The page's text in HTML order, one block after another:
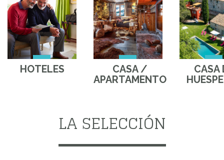
HOTELES
CASA /
APARTAMENTO
CASA
LA SELECCIÓN